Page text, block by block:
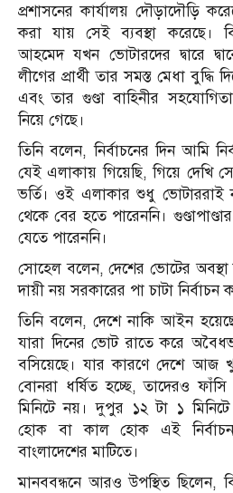
প্রশাসনের কার্যালয় দৌড়াদৌড়ি
করা যায় সেই ব্যবস্থা করেছে।
আহমেদ যখন ভোটারদের দ্বারে
লীগের প্রার্থী তার সমস্ত মেধা বুদ্ধি
এবং তার গুণ্ডা বাহিনীর
নিয়ে গেছে।
তিনি বলেন, নির্বাচনের দিন আমি
যেই এলাকায় গিয়েছি, গিয়ে দেখি
ভর্তি। ওই এলাকার শুধু
থেকে বের হতে পারেননি।
যেতে পারেননি।
সোহেল বলেন, দেশের ভোটের
দায়ী নয় সরকারের পা চাটা নির্বাচন
তিনি বলেন, দেশে নাকি আইন
যারা দি‌নের ভোট রাতে করে
বসিয়েছে। যার কারণে দেশে আজ
বোনরা ধর্ষিত হচ্ছে, তাদেরও
মিনিটে নয়। দুপুর ১২ টা ১
হোক বা কাল হোক এই নির্বাচন
বাংলাদেশের মাটিতে।
মানববন্ধনে আরও উপস্থিত ছিলেন,